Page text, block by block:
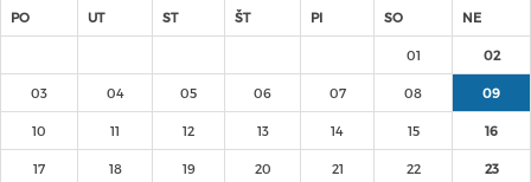
PO UT ST ŠT PI SO NE
01 02
03 04 05 06 07 08 09
10 11 12 13 14 15 16
17 18 19 20 21 22 23